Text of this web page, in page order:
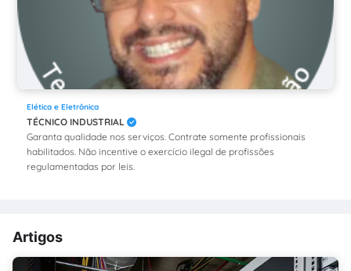
Elética e Eletrônica
TÉCNICO INDUSTRIAL
Garanta qualidade nos serviços. Contrate somente profissionais
habilitados. Não incentive o exercício ilegal de profissões
regulamentadas por leis.
Artigos